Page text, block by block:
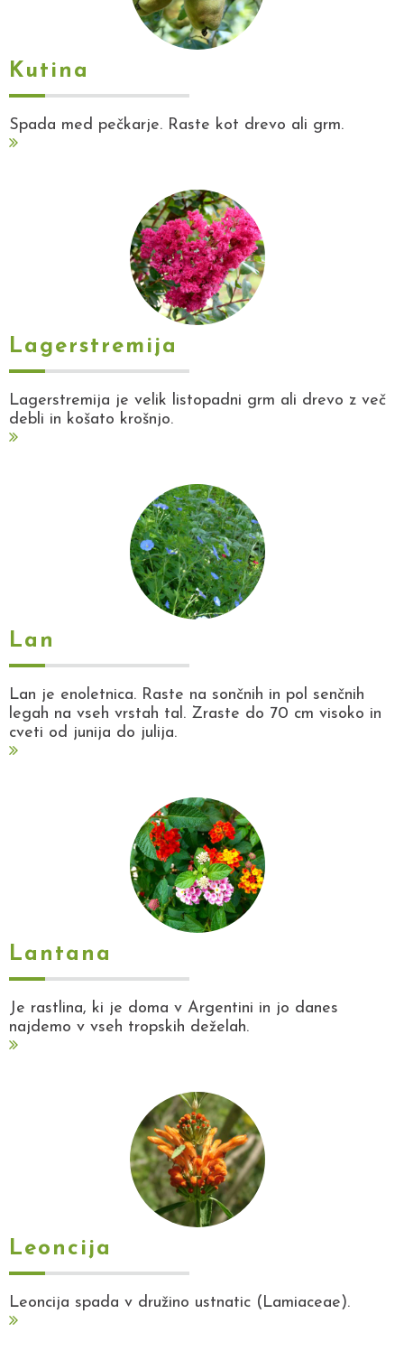
Kutina
Spada med pečkarje. Raste kot drevo ali grm.
Lagerstremija
Lagerstremija je velik listopadni grm ali drevo z več
debli in košato krošnjo.
Lan
Lan je enoletnica. Raste na sončnih in pol senčnih
legah na vseh vrstah tal. Zraste do 70 cm visoko in
cveti od junija do julija.
Lantana
Je rastlina, ki je doma v Argentini in jo danes
najdemo v vseh tropskih deželah.
Leoncija
Leoncija spada v družino ustnatic (Lamiaceae).